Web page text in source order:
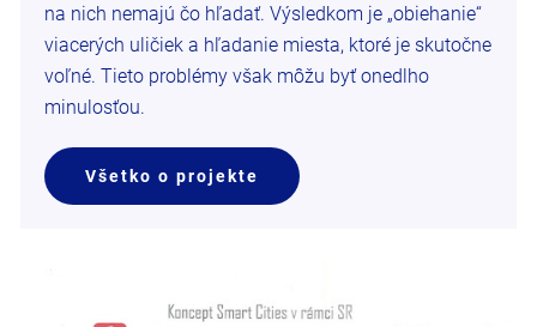
na nich nemajú čo hľadať. Výsledkom je „obiehanie“
viacerých uličiek a hľadanie miesta, ktoré je skutočne
voľné. Tieto problémy však môžu byť onedlho
minulosťou.
Všetko o projekte